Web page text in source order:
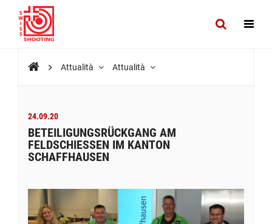
Attualità Attualità
24.09.20
BETEILIGUNGSRÜCKGANG AM
FELDSCHIESSEN IM KANTON
SCHAFFHAUSEN